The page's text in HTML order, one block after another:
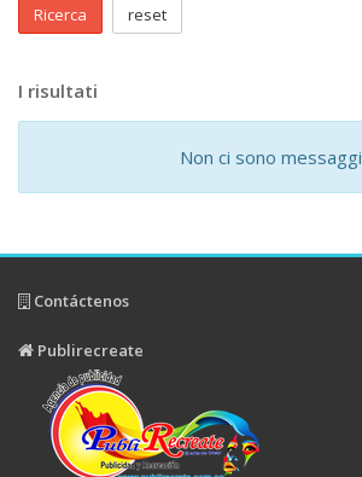
Ricerca reset
I risultati
Non ci sono messaggi
Contáctenos
Publirecreate